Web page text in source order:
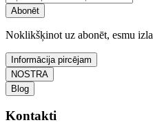
Abonēt
Noklikšķinot uz abonēt, esmu
Informācija pircējam
NOSTRA
Blog
Kontakti